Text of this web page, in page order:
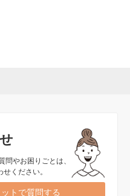
問やお困りごとは、
ください。
トで質問する